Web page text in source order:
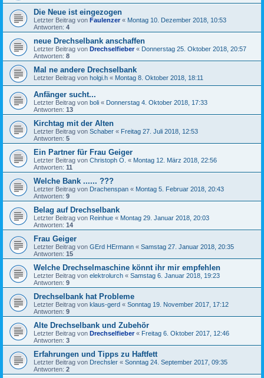
Die Neue ist eingezogen
Letzter Beitrag von Faulenzer « Montag 10. Dezember 2018, 10:53
Antworten: 4
neue Drechselbank anschaffen
Letzter Beitrag von Drechselfieber« Donnerstag 25. Oktober 2018, 20:57
Antworten: 8
Mal ne andere Drechselbank
Letzter Beitrag von holgi.h « Montag 8. Oktober 2018, 18:11
Anfänger sucht...
Letzter Beitrag von boli « Donnerstag 4. Oktober 2018, 17:33
Antworten: 13
Kirchtag mit der Alten
Letzter Beitrag von Schaber « Freitag 27. Juli 2018, 12:53
Antworten: 5
Ein Partner für Frau Geiger
Letzter Beitrag von Christoph O. « Montag 12. März 2018, 22:56
Antworten: 11
Welche Bank ...... ???
Letzter Beitrag von Drachenspan « Montag 5. Februar 2018, 20:43
Antworten: 9
Belag auf Drechselbank
Letzter Beitrag von Reinhue « Montag 29. Januar 2018, 20:03
Antworten: 14
Frau Geiger
Letzter Beitrag von GErd HErmann « Samstag 27. Januar 2018, 20:35
Antworten: 15
Welche Drechselmaschine könnt ihr mir empfehlen
Letzter Beitrag von elektrolurch « Samstag 6. Januar 2018, 19:23
Antworten: 9
Drechselbank hat Probleme
Letzter Beitrag von klaus-gerd « Sonntag 19. November 2017, 17:12
Antworten: 9
Alte Drechselbank und Zubehör
Letzter Beitrag von Drechselfieber« Freitag 6. Oktober 2017, 12:46
Antworten: 3
Erfahrungen und Tipps zu Haftfett
Letzter Beitrag von Drechsler « Sonntag 24. September 2017, 09:35
Antworten: 2